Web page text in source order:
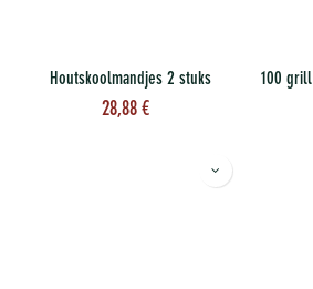
Houtskoolmandjes 2 stuks
28,88 €